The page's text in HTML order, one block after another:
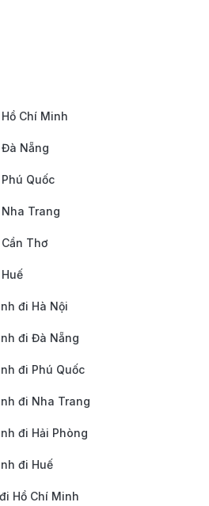
bay từ Đà Nẵng
chi phí
lịch trình. Vé máy bay thường
bay, đặc biệt trong mùa cao
và Vietnam Airlines
trình khuyến mãi cho các
đến Denver. Để không bỏ
bay: Các chuyến bay vào
hoặc đêm muộn thường có giá
Chí Minh
Nẵng
Quốc
Trang
Thơ
đi Hà Nội
đi Đà Nẵng
đi Phú Quốc
đi Nha Trang
đi Hải Phòng
đi Huế
Hồ Chí Minh